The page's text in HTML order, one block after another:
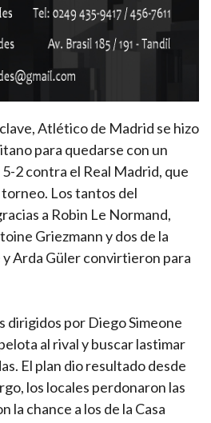
Atlético de Madrid se hizo
para quedarse con un
2 contra el Real Madrid, que
Los tantos del
a Robin Le Normand,
Griezmann y dos de la
Arda Güler convirtieron para
dirigidos por Diego Simeone
al rival y buscar lastimar
El plan dio resultado desde
los locales perdonaron las
la chance a los de la Casa